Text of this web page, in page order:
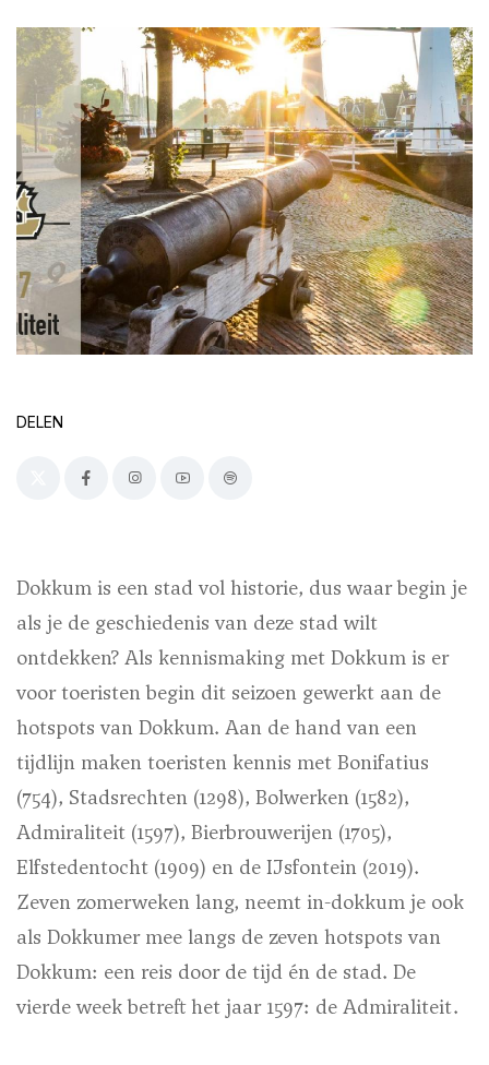
DELEN
Dokkum is een stad vol historie, dus waar begin je
als je de geschiedenis van deze stad wilt
ontdekken? Als kennismaking met Dokkum is er
voor toeristen begin dit seizoen gewerkt aan de
hotspots van Dokkum. Aan de hand van een
tijdlijn maken toeristen kennis met Bonifatius
(754), Stadsrechten (1298), Bolwerken (1582),
Admiraliteit (1597), Bierbrouwerijen (1705),
Elfstedentocht (1909) en de IJsfontein (2019).
Zeven zomerweken lang, neemt in-dokkum je ook
als Dokkumer mee langs de zeven hotspots van
Dokkum: een reis door de tijd én de stad. De
vierde week betreft het jaar 1597: de Admiraliteit.